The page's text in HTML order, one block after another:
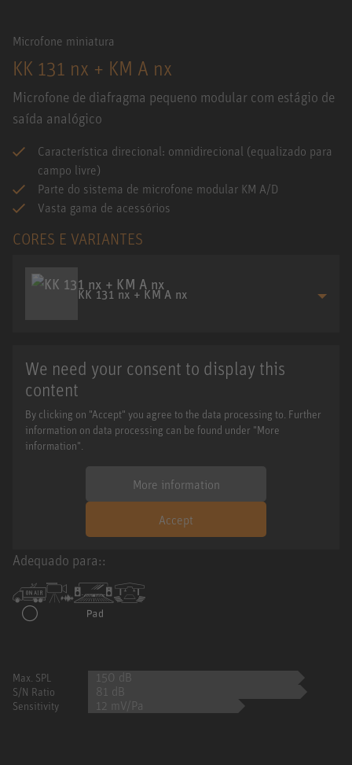
Microfone miniatura
KK 131 nx + KM A nx
Microfone de diafragma pequeno modular com estágio de
saída analógico
Característica direcional: omnidirecional (equalizado para
campo livre)
Parte do sistema de microfone modular KM A/D
Vasta gama de acessórios
CORES E VARIANTES
KK 131 nx + KM A nx
We need your consent to display this
content
By clicking on "Accept" you agree to the data processing to. Further
information on data processing can be found under "More
information".
More information
Accept
Adequado para::
Max. SPL 150 dB
S/N Ratio 81 dB
Sensitivity 12 mV/Pa